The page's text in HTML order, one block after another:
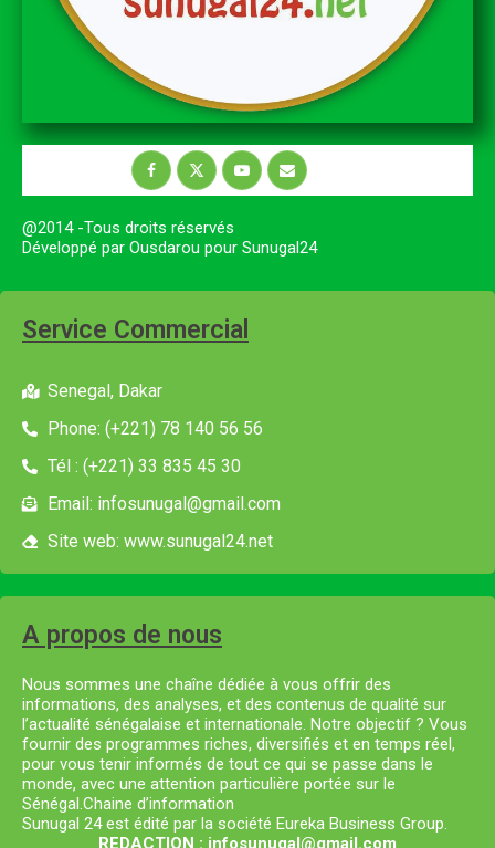
@2014 -Tous droits réservés
Développé par Ousdarou pour Sunugal24
Service Commercial
Senegal, Dakar
Phone: (+221) 78 140 56 56
Tél : (+221) 33 835 45 30
Email: infosunugal@gmail.com
Site web: www.sunugal24.net
A propos de nous
Nous sommes une chaîne dédiée à vous offrir des
informations, des analyses, et des contenus de qualité sur
l’actualité sénégalaise et internationale. Notre objectif ? Vous
fournir des programmes riches, diversifiés et en temps réel,
pour vous tenir informés de tout ce qui se passe dans le
monde, avec une attention particulière portée sur le
Sénégal.Chaine d’information
Sunugal 24 est édité par la société Eureka Business Group.
REDACTION : infosunugal@gmail.com